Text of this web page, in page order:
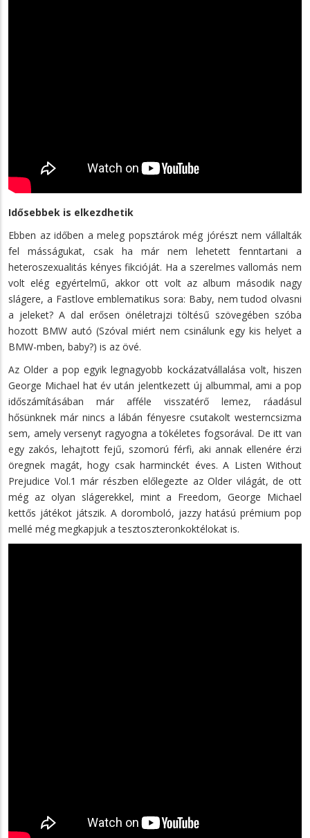
Idősebbek is elkezdhetik
Ebben az időben a meleg popsztárok még jórészt nem vállalták
fel másságukat, csak ha már nem lehetett fenntartani a
heteroszexualitás kényes fikcióját. Ha a szerelmes vallomás nem
volt elég egyértelmű, akkor ott volt az album második nagy
slágere, a Fastlove emblematikus sora: Baby, nem tudod olvasni
a jeleket? A dal erősen önéletrajzi töltésű szövegében szóba
hozott BMW autó (Szóval miért nem csinálunk egy kis helyet a
BMW-mben, baby?) is az övé.
Az Older a pop egyik legnagyobb kockázatvállalása volt, hiszen
George Michael hat év után jelentkezett új albummal, ami a pop
időszámításában már afféle visszatérő lemez, ráadásul
hősünknek már nincs a lábán fényesre csutakolt westerncsizma
sem, amely versenyt ragyogna a tökéletes fogsorával. De itt van
egy zakós, lehajtott fejű, szomorú férfi, aki annak ellenére érzi
öregnek magát, hogy csak harminckét éves. A Listen Without
Prejudice Vol.1 már részben előlegezte az Older világát, de ott
még az olyan slágerekkel, mint a Freedom, George Michael
kettős játékot játszik. A doromboló, jazzy hatású prémium pop
mellé még megkapjuk a tesztoszteronkoktélokat is.